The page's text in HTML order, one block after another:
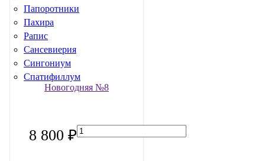
Папоротники
Пахира
Рапис
Сансевиерия
Сингониум
Спатифиллум
Стефанотис
Суккуленты
Новогодняя №8
8 800 ₽